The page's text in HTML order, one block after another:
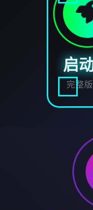
启
完整